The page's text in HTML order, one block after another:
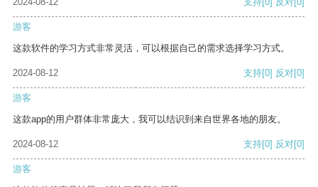
游客
这款软件的学习方式非常灵活，可以根据自己的需求选择学习方式。
2024-08-12 支持[0] 反对[0]
游客
这款app的用户群体非常庞大，我可以结识到来自世界各地的朋友。
2024-08-12 支持[0] 反对[0]
游客